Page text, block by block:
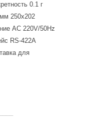
0.1 г
250х202
AC 220V/50Hz
RS-422A
для